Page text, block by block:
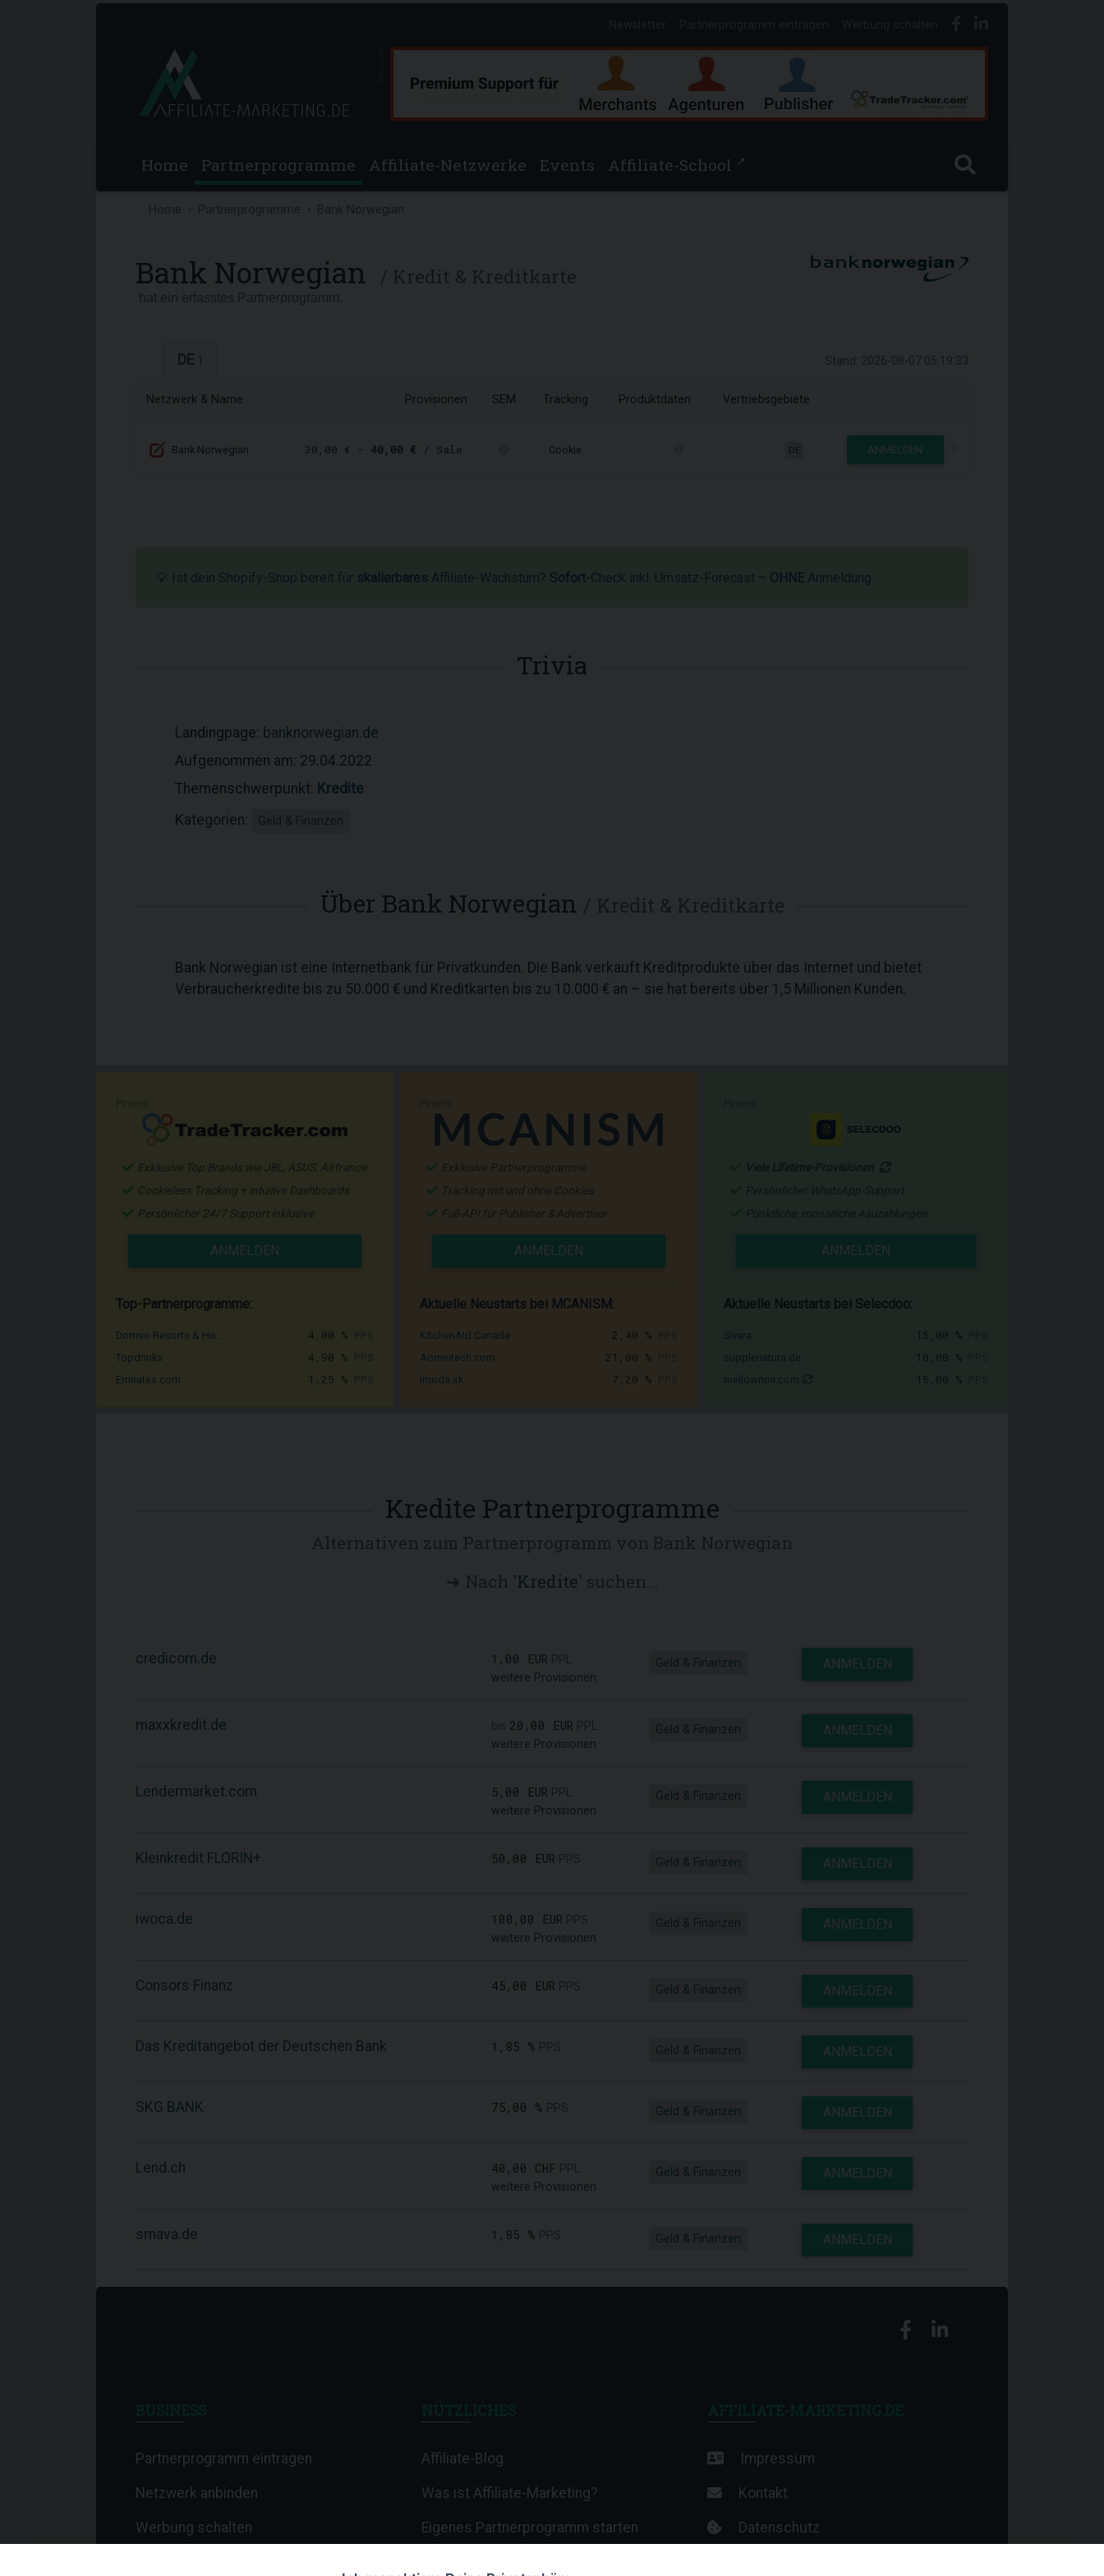
Home Partnerprogramme Affiliate-Netzwerke Events Affiliate-School ↗
Home Partnerprogramme
Bank Norwegian
DE
Netzwerk & Name Provisionen SEM Tracking Produktdaten Vertriebsgebiete
Bank Norwegian 30,00 € - 40,00 € / Sale Cookie DE ANMELDEN
💡 Ist dein Shopify-Shop bereit für skalierbares Affiliate-Wachstum? Sofort-Check inkl. Umsatz-Forecast – OHNE Anmeldung.
Trivia
Landingpage: banknorwegian.de
Aufgenommen am: 29.04.2022
Themenschwerpunkt: Kredite
Kategorien:
Geld & Finanzen
Über Bank Norwegian
Bank Norwegian ist eine Internetbank für Privatkunden. Die Bank verkauft Kreditprodukte über das Internet und bietet
Verbraucherkredite bis zu 50.000 € und Kreditkarten bis zu 10.000 € an – sie hat bereits über 1,5 Millionen Kunden.
Exklusive Top Brands wie JBL, ASUS, Airfrance
Cookieless Tracking + intuitive Dashboards
Persönlicher 24/7 Support inklusive
ANMELDEN
Top-Partnerprogramme:
Dormio Resorts & Ho... 4,00 %
Topdrinks 4,90 %
Emirates.com 1,25 %
Exklusive Partnerprogramme
Tracking mit und ohne Cookies
Full-API für Publisher & Advertiser
ANMELDEN
Aktuelle Neustarts bei MCANISM:
KitchenAid Canada 2,40 %
Aomeitech.com 21,00 %
Imoda.sk 7,20 %
ANMELDEN
Aktuelle Neustarts bei Selecdoo:
15,00 %
10,00 %
15,00 %
Kredite Partnerprogramme
Kredite
credicom.de 1,00 EUR
weitere Provisionen
Geld & Finanzen ANMELDEN
maxxkredit.de 20,00 EUR
weitere Provisionen
Geld & Finanzen ANMELDEN
Lendermarket.com 5,00 EUR
weitere Provisionen
Geld & Finanzen ANMELDEN
Kleinkredit FLORIN+ 50,00 EUR Geld & Finanzen ANMELDEN
iwoca.de 100,00 EUR
weitere Provisionen
Geld & Finanzen ANMELDEN
Consors Finanz 45,00 EUR Geld & Finanzen ANMELDEN
Das Kreditangebot der Deutschen Bank 1,85 % Geld & Finanzen ANMELDEN
SKG BANK 75,00 % Geld & Finanzen ANMELDEN
Lend.ch 40,00 CHF
weitere Provisionen
Geld & Finanzen ANMELDEN
smava.de 1,85 % Geld & Finanzen ANMELDEN
Partnerprogramm eintragen
Netzwerk anbinden
Werbung schalten
Affiliate-Blog
Was ist Affiliate-Marketing?
Eigenes Partnerprogramm starten
Impressum
Kontakt
Datenschutz